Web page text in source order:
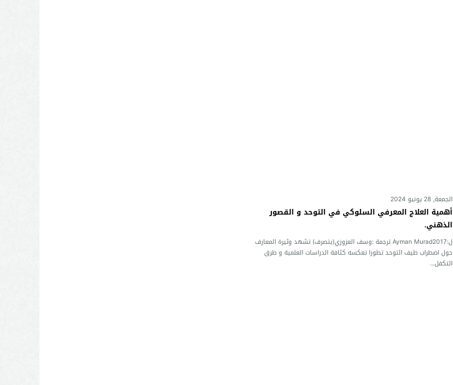
الجمعة, 28 يونيو 2024
أهمية العلاج المعرفي السلوكي في التوحد و القصور
الذهني.
ل:Ayman Murad2017 ترجمة :وسف العزوزي(بتصرف) تشهد وثيرة المعارف
حول اضطراب طيف التوحد تطورا تعكسه كثافة الدراسات العلمية و طرق
التكفل...